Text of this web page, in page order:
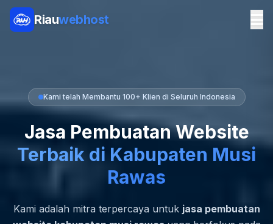
Riauwebhost
Kami telah Membantu 100+ Klien di Seluruh Indonesia
Jasa Pembuatan Website
Terbaik di Kabupaten Musi
Rawas
Kami adalah mitra terpercaya untuk jasa pembuatan